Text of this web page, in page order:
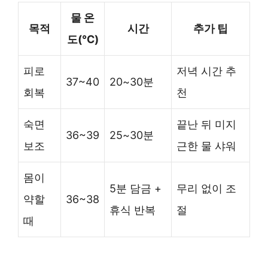
목적
물 온
도(℃)
시간 추가 팁
피로
회복
37~40 20~30분
저녁 시간 추
천
숙면
보조
36~39 25~30분
끝난 뒤 미지
근한 물 샤워
몸이
약할
때
36~38
5분 담금 +
휴식 반복
무리 없이 조
절